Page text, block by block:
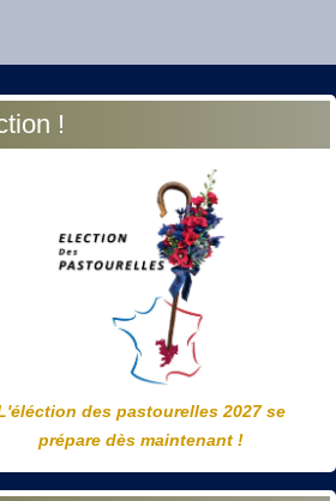
!
des pastourelles 2027 se
prépare dès maintenant !
Mois
suivant